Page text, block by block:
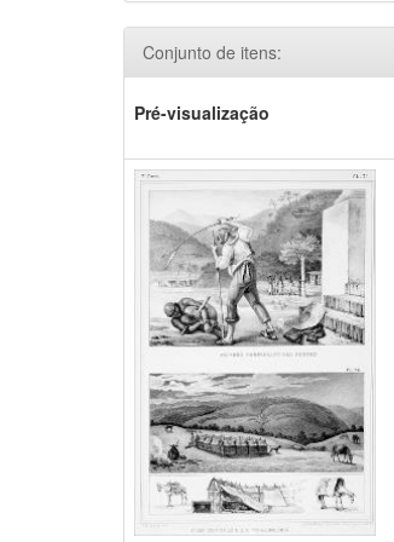
Conjunto de itens:
Pré-visualização